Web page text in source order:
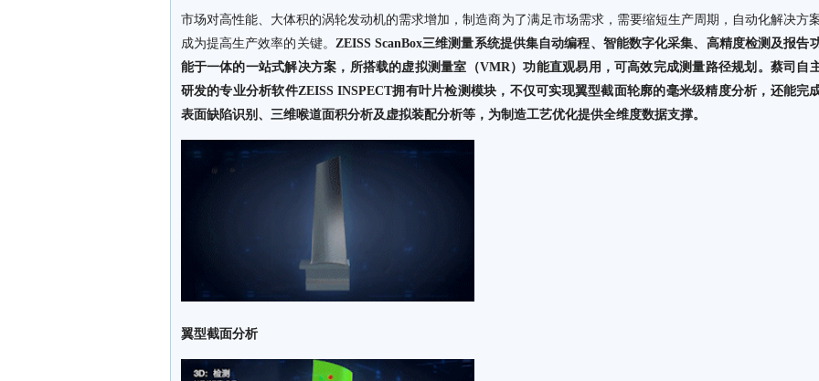
市场对高性能、大体积的涡轮发动机的需求增加，制造商为了满足市场需求，需要缩短生产周期，自动化解决方
成为提高生产效率的关键。 ZEISS ScanBox三维测量系统提供集自动编程、智能数字化采集、高精度检测及报告
能于一体的一站式解决方案，所搭载的虚拟测量室（VMR）功能直观易用，可高效完成测量路径规划。蔡司自
研发的专业分析软件ZEISS INSPECT拥有叶片检测模块，不仅可实现翼型截面轮廓的毫米级精度分析，还能完
表面缺陷识别、三维喉道面积分析及虚拟装配分析等，为制造工艺优化提供全维度数据支撑。
翼型截面分析